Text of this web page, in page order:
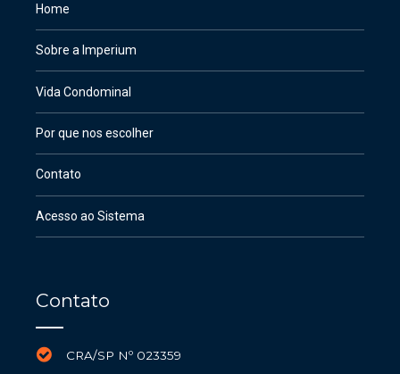
Home
Sobre a Imperium
Vida Condominal
Por que nos escolher
Contato
Acesso ao Sistema
Contato
CRA/SP Nº 023359